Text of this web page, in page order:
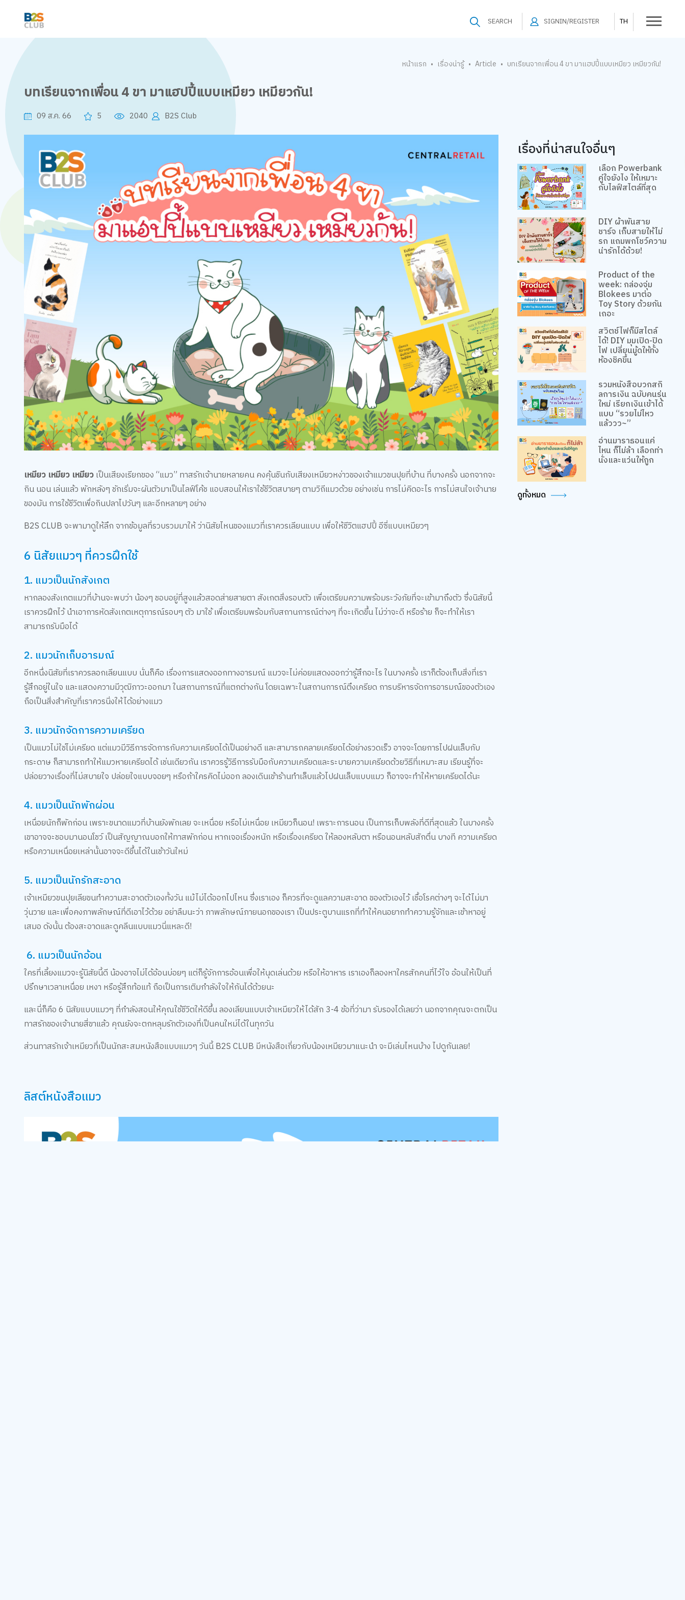
SEARCH SIGNIN/REGISTER TH
หน้าแรก • เรื่องน่ารู้ • Article • บทเรียนจากเพื่อน 4 ขา มาแฮปปี้แบบเหมียว เหมียวกัน!
บทเรียนจากเพื่อน 4 ขา มาแฮปปี้แบบเหมียว เหมียวกัน!
09 ส.ค. 66 5 2040 B2S Club
เหมียว เหมียว เหมียวเป็นเสียงเรียกของ “แมว” ทาสรักเจ้านายหลายคน คงคุ้นชินกับเสียงเหมียวหง่าวของเจ้าแมวขนปุยที่บ้าน ที่บางครั้ง นอกจากจะ
กิน นอน เล่นแล้ว พักหลังๆ ชักเริ่มจะผันตัวมาเป็นไลฟ์โค้ช แอบสอนให้เราใช้ชีวิตสบายๆ ตามวิถีแมวด้วย อย่างเช่น การไม่คิดอะไร การไม่สนใจเจ้านาย
ของมัน การใช้ชีวิตเพื่อกินปลาไปวันๆ และอีกหลายๆ อย่าง
B2S CLUB จะพามาดูให้ลึก จากข้อมูลที่รวบรวมมาให้ ว่านิสัยไหนของแมวที่เราควรเลียนแบบ เพื่อให้ชีวิตแฮปปี้ อีซี่แบบเหมียวๆ
6 นิสัยแมวๆ ที่ควรฝึกใช้
1. แมวเป็นนักสังเกต
หากลองสังเกตแมวที่บ้านจะพบว่า น้องๆ ชอบอยู่ที่สูงแล้วสอดส่ายสายตา สังเกตสิ่งรอบตัว เพื่อเตรียมความพร้อมระวังภัยที่จะเข้ามาถึงตัว ซึ่งนิสัยนี้
เราควรฝึกไว้ นำเอาการหัดสังเกตเหตุการณ์รอบๆ ตัว มาใช้ เพื่อเตรียมพร้อมกับสถานการณ์ต่างๆ ที่จะเกิดขึ้น ไม่ว่าจะดี หรือร้าย ก็จะทำให้เรา
สามารถรับมือได้
2. แมวนักเก็บอารมณ์
อีกหนึ่งนิสัยที่เราควรลอกเลียนแบบ นั่นก็คือ เรื่องการแสดงออกทางอารมณ์ แมวจะไม่ค่อยแสดงออกว่ารู้สึกอะไร ในบางครั้ง เราก็ต้องเก็บสิ่งที่เรา
รู้สึกอยู่ในใจ และแสดงความมีวุฒิภาวะออกมา ในสถานการณ์ที่แตกต่างกัน โดยเฉพาะในสถานการณ์ตึงเครียด การบริหารจัดการอารมณ์์ของตัวเอง
ถือเป็นสิ่งสำคัญที่เราควรนิ่งให้ได้อย่างแมว
3. แมวนักจัดการความเครียด
เป็นแมวไม่ใช่ไม่เครียด แต่แมวมีวิธีการจัดการกับความเครียดได้เป็นอย่างดี และสามารถคลายเครียดได้อย่างรวดเร็ว อาจจะโดยการไปฝนเล็บกับ
กระดาษ ก็สามารถทำให้แมวหายเครียดได้ เช่นเดียวกัน เราควรรู้วิธีการรับมือกับความเครียดและระบายความเครียดด้วยวิธีที่เหมาะสม เรียนรู้ที่จะ
ปล่อยวางเรื่องที่ไม่สบายใจ ปล่อยใจแบบจอยๆ หรือถ้าใครคิดไม่ออก ลองเดินเข้าร้านทำเล็บแล้วไปฝนเล็บแบบแมว ก็อาจจะทำให้หายเครียดได้นะ
4. แมวเป็นนักพักผ่อน
เหนื่อยนักก็พักก่อน เพราะขนาดแมวที่บ้านยังพักเลย จะเหนื่อย หรือไม่เหนื่อย เหมียวก็นอน! เพราะการนอน เป็นการเก็บพลังที่ดีที่สุดแล้ว ในบางครั้ง
เขาอาจจะชอบมานอนโชว์ เป็นสัญญาณบอกให้ทาสพักก่อน หากเจอเรื่องหนัก หรือเรื่องเครียด ให้ลองหลับตา หรือนอนหลับสักตื่น บางที ความเครียด
หรือความเหนื่อยเหล่านั้นอาจจะดีขึ้นได้ในเช้าวันใหม่
5. แมวเป็นนักรักสะอาด
เจ้าเหมียวขนปุยเลียขนทำความสะอาดตัวเองทั้งวัน แม้ไม่ได้ออกไปไหน ซึ่งเราเอง ก็ควรที่จะดูแลความสะอาด ของตัวเองไว้ เชื้อโรคต่างๆ จะได้ไม่มา
วุ่นวาย และเพื่อคงภาพลักษณ์ที่ดีเอาไว้ด้วย อย่าลืมนะว่า ภาพลักษณ์ภายนอกของเรา เป็นประตูบานแรกที่ทำให้คนอยากทำความรู้จักและเข้าหาอยู่
เสมอ ดังนั้น ต้องสะอาดและดูคลีนแบบแมวนี่แหละดี!
6. แมวเป็นนักอ้อน
ใครที่เลี้ยงแมวจะรู้นิสัยนี้ดี น้องอาจไม่ได้อ้อนบ่อยๆ แต่ก็รู้จักการอ้อนเพื่อให้นุดเล่นด้วย หรือให้อาหาร เราเองก็ลองหาใครสักคนที่ไว้ใจ อ้อนให้เป็นที่
ปรึกษาเวลาเหนื่อย เหงา หรือรู้สึกท้อแท้ ถือเป็นการเติมกำลังใจให้กันได้ด้วยนะ
และนี่ก็คือ 6 นิสัยแบบแมวๆ ที่กำลังสอนให้คุณใช้ชีวิตให้ดีขึ้น ลองเลียนแบบเจ้าเหมียวให้ได้สัก 3-4 ข้อที่ว่ามา รับรองได้เลยว่า นอกจากคุณจะตกเป็น
ทาสรักของเจ้านายสี่ขาแล้ว คุณยังจะตกหลุมรักตัวเองที่เป็นคนใหม่ได้ในทุกวัน
ส่วนทาสรักเจ้าเหมียวที่เป็นนักสะสมหนังสือแบบแมวๆ วันนี้ B2S CLUB มีหนังสือเกี่ยวกับน้องเหมียวมาแนะนำ จะมีเล่มไหนบ้าง ไปดูกันเลย!
ลิสต์หนังสือแมว
เรื่องที่น่าสนใจอื่นๆ
เลือก Powerbank
คู่ใจยังไง ให้เหมาะ
กับไลฟ์สไตล์ที่สุด
DIY ผ้าพันสาย
ชาร์จ เก็บสายให้ไม่
รก แถมพกโชว์ความ
น่ารักได้ด้วย!
Product of the
week: กล่องจุ่ม
Blokees มาต่อ
Toy Story ด้วยกัน
เถอะ
สวิตช์ไฟก็มีสไตล์
ได้! DIY มุมเปิด-ปิด
ไฟ เปลี่ยนมู้ดให้ทั้ง
ห้องชิคขึ้น
รวมหนังสือบวกสกิ
ลการเงิน ฉบับคนรุ่น
ใหม่ เรียกเงินเข้าได้
แบบ “รวยไม่ไหว
แล้ววว~”
อ่านมาราธอนแค่
ไหน ก็ไม่ล้า เลือกท่า
นั่งและแว่นให้ถูก
ดูทั้งหมด